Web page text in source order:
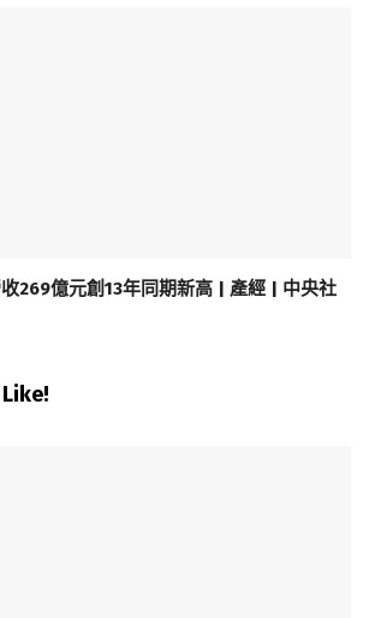
269億元創13年同期新高 | 產經 | 中央社